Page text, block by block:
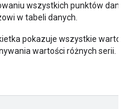
wszystkich punktów
w tabeli danych.
pokazuje wszystkie
wartości różnych serii.